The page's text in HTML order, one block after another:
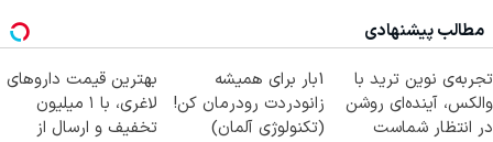
مطالب پیشنهادی
تجربه‌ی نوین ترید با
والکس، آینده‌ای روشن
در انتظار شماست
1بار برای همیشه
زانودردت رودرمان کن!
(تکنولوژی آلمان)
بهترین قیمت داروهای
لاغری، با ۱ میلیون
تخفیف و ارسال از